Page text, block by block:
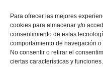
Para ofrecer las mejores
cookies para almacenar y/o
consentimiento de estas
comportamiento de navegación
No consentir o retirar el
ciertas características y funciones.
¿Cómo doblar
consejos hosteleros
Cómo montar una